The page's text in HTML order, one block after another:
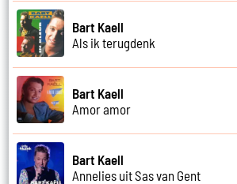
Bart Kaell
Als ik terugdenk
Bart Kaell
Amor amor
Bart Kaell
Annelies uit Sas van Gent